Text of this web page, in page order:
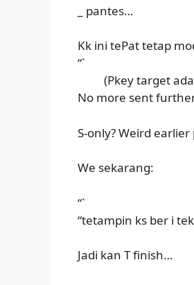
_ pantes…
Kk ini tePat tetap
“`
(Pkey target
No more sent
S-only? Weird
We sekarang:
“`
“tetampin ks ber i
Jadi kan T finish…